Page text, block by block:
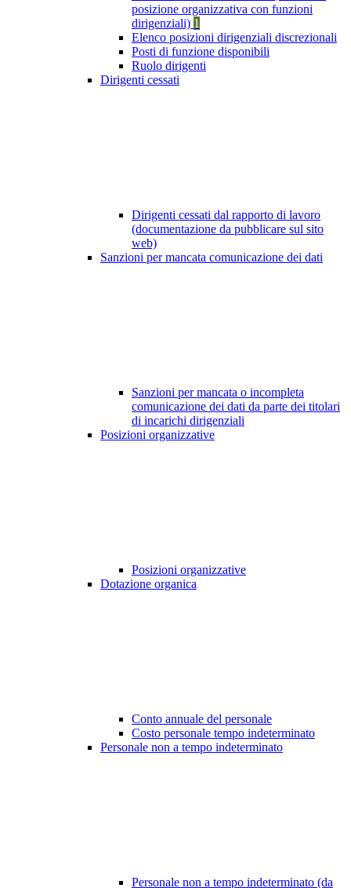
posizione organizzativa con funzioni
dirigenziali) 1
Elenco posizioni dirigenziali discrezionali
Posti di funzione disponibili
Ruolo dirigenti
Dirigenti cessati
Dirigenti cessati dal rapporto di lavoro
(documentazione da pubblicare sul sito
web)
Sanzioni per mancata comunicazione dei dati
Sanzioni per mancata o incompleta
comunicazione dei dati da parte dei titolari
di incarichi dirigenziali
Posizioni organizzative
Posizioni organizzative
Dotazione organica
Conto annuale del personale
Costo personale tempo indeterminato
Personale non a tempo indeterminato
Personale non a tempo indeterminato (da